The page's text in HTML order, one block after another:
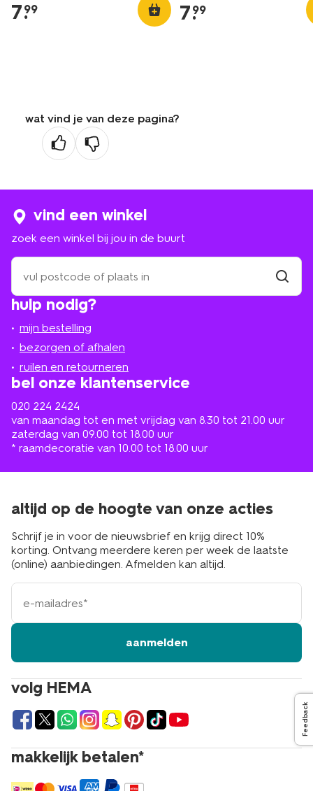
7.
99 7.
99
wat vind je van deze pagina?
hulp nodig?
mijn bestelling
bezorgen of afhalen
ruilen en retourneren
bel onze klantenservice
020 224 2424
van maandag tot en met vrijdag van 8.30 tot 21.00 uur
zaterdag van 09.00 tot 18.00 uur
* raamdecoratie van 10.00 tot 18.00 uur
vind een winkel
zoek een winkel bij jou in de buurt
zoek
een
winkel
bij
in
de
buurt
volg HEMA
makkelijk betalen*
altijd op de hoogte van onze acties
Schrijf je in voor de nieuwsbrief en krijg direct 10%
korting. Ontvang meerdere keren per week de laatste
(online) aanbiedingen. Afmelden kan altijd.
e-
mailadres
aanmelden
Feedback